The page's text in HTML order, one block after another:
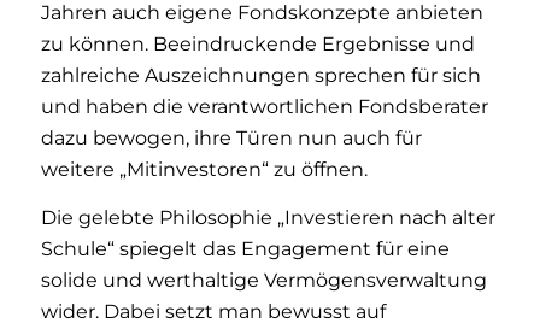
Jahren auch eigene Fondskonzepte anbieten
zu können. Beeindruckende Ergebnisse und
zahlreiche Auszeichnungen sprechen für sich
und haben die verantwortlichen Fondsberater
dazu bewogen, ihre Türen nun auch für
weitere „Mitinvestoren“ zu öffnen.
Die gelebte Philosophie „Investieren nach alter
Schule“ spiegelt das Engagement für eine
solide und werthaltige Vermögensverwaltung
wider. Dabei setzt man bewusst auf